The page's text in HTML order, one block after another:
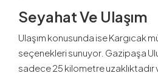
Seyahat Ve Ulaşım
Ulaşım konusunda ise Kargıcak
seçenekleri sunuyor. Gazipaşa
sadece 25 kilometre uzaklıktadır